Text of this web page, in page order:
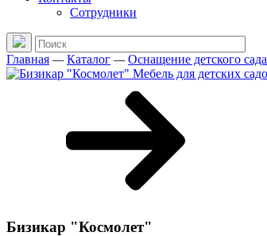
Сотрудники
Главная —Каталог —Оснащение детского сада
Бизикар "Космолет"